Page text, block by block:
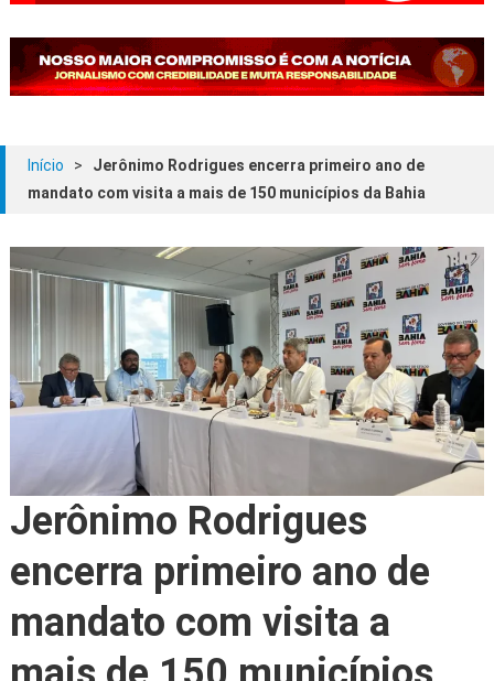
Início >
Jerônimo Rodrigues encerra primeiro ano de
mandato com visita a mais de 150 municípios da Bahia
Jerônimo Rodrigues
encerra primeiro ano de
mandato com visita a